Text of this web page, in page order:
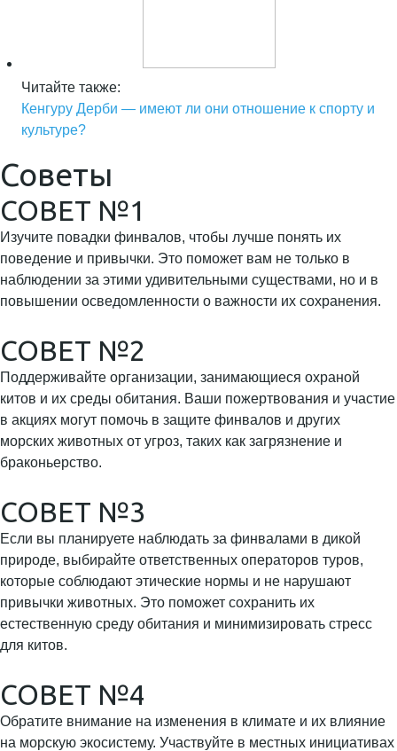
Читайте также:
Кенгуру Дерби — имеют ли они отношение к спорту и
культуре?
Советы
СОВЕТ №1
Изучите повадки финвалов, чтобы лучше понять их
поведение и привычки. Это поможет вам не только в
наблюдении за этими удивительными существами, но и в
повышении осведомленности о важности их сохранения.
СОВЕТ №2
Поддерживайте организации, занимающиеся охраной
китов и их среды обитания. Ваши пожертвования и участие
в акциях могут помочь в защите финвалов и других
морских животных от угроз, таких как загрязнение и
браконьерство.
СОВЕТ №3
Если вы планируете наблюдать за финвалами в дикой
природе, выбирайте ответственных операторов туров,
которые соблюдают этические нормы и не нарушают
привычки животных. Это поможет сохранить их
естественную среду обитания и минимизировать стресс
для китов.
СОВЕТ №4
Обратите внимание на изменения в климате и их влияние
на морскую экосистему. Участвуйте в местных инициативах